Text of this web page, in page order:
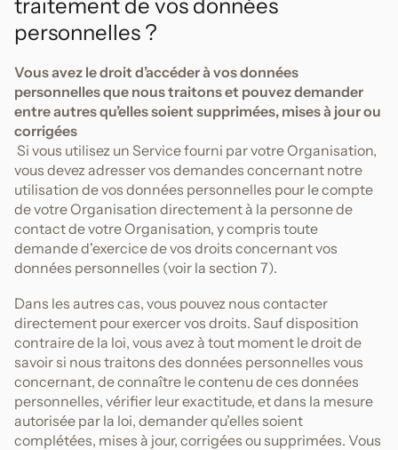
traitement de vos données
personnelles ?
Vous avez le droit d’accéder à vos données
personnelles que nous traitons et pouvez demander
entre autres qu’elles soient supprimées, mises à jour ou
corrigées
Si vous utilisez un Service fourni par votre Organisation,
vous devez adresser vos demandes concernant notre
utilisation de vos données personnelles pour le compte
de votre Organisation directement à la personne de
contact de votre Organisation, y compris toute
demande d'exercice de vos droits concernant vos
données personnelles (voir la section 7).
Dans les autres cas, vous pouvez nous contacter
directement pour exercer vos droits. Sauf disposition
contraire de la loi, vous avez à tout moment le droit de
savoir si nous traitons des données personnelles vous
concernant, de connaître le contenu de ces données
personnelles, vérifier leur exactitude, et dans la mesure
autorisée par la loi, demander qu’elles soient
complétées, mises à jour, corrigées ou supprimées. Vous